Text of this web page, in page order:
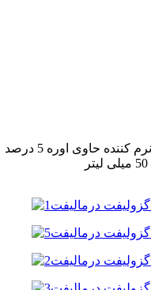
/ کرم مرطوب کننده و نرم کننده حاوی اوره 5 درصد